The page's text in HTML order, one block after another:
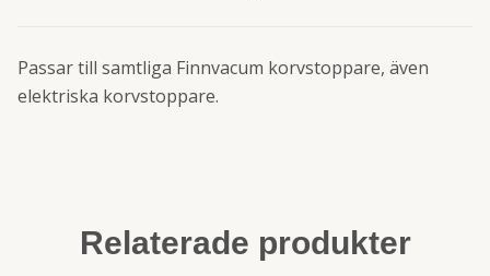
Passar till samtliga Finnvacum korvstoppare, även
elektriska korvstoppare.
Relaterade produkter